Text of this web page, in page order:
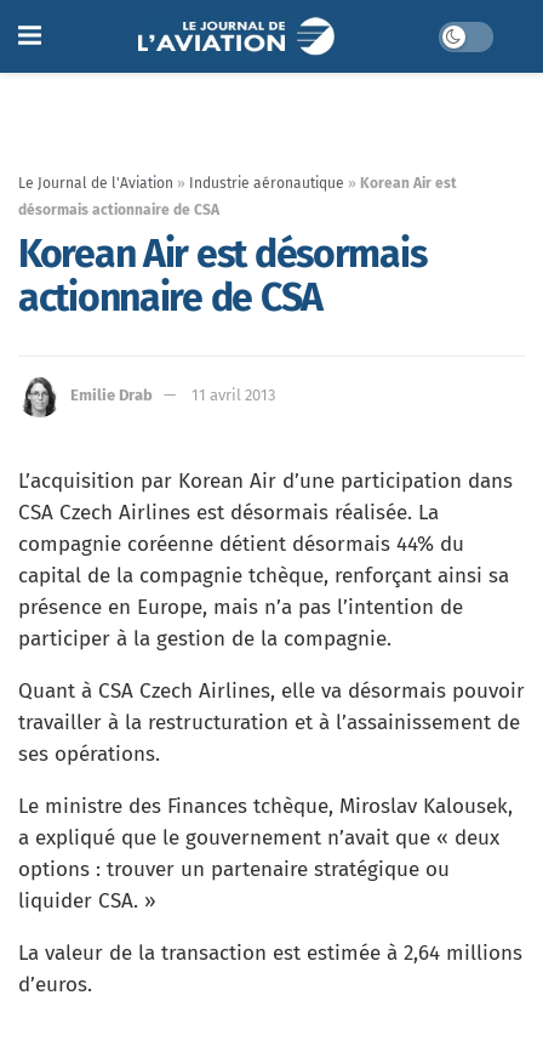
Le Journal de l'Aviation » Industrie aéronautique » Korean Air est
désormais actionnaire de CSA
Korean Air est désormais
actionnaire de CSA
Emilie Drab 11 avril 2013
L’acquisition par Korean Air d’une participation dans
CSA Czech Airlines est désormais réalisée. La
compagnie coréenne détient désormais 44% du
capital de la compagnie tchèque, renforçant ainsi sa
présence en Europe, mais n’a pas l’intention de
participer à la gestion de la compagnie.
Quant à CSA Czech Airlines, elle va désormais pouvoir
travailler à la restructuration et à l’assainissement de
ses opérations.
Le ministre des Finances tchèque, Miroslav Kalousek,
a expliqué que le gouvernement n’avait que « deux
options : trouver un partenaire stratégique ou
liquider CSA. »
La valeur de la transaction est estimée à 2,64 millions
d’euros.